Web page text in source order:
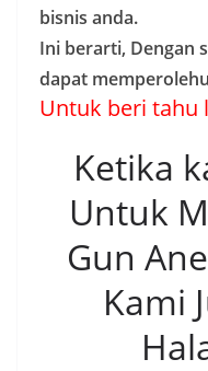
bisnis anda.
Ini berarti, Dengan
dapat
Untuk beri tahu
Ketika
Untuk
Gun
Kami